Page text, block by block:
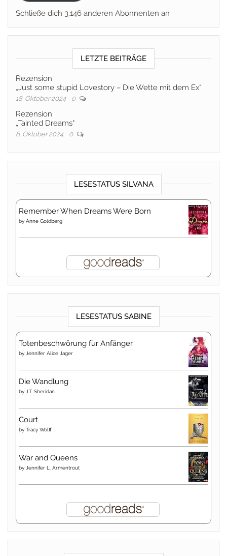
Schließe dich 3.146 anderen Abonnenten an
LETZTE BEITRÄGE
Rezension
„Just some stupid Lovestory – Die Wette mit dem Ex“
18. Oktober 2024 0
Rezension
„Tainted Dreams“
6. Oktober 2024 0
LESESTATUS SILVANA
Remember When Dreams Were Born
by Anne Goldberg
LESESTATUS SABINE
Totenbeschwörung für Anfänger
by Jennifer Alice Jager
Die Wandlung
by J.T. Sheridan
Court
by Tracy Wolff
War and Queens
by Jennifer L. Armentrout